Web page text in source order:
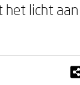
het licht aan